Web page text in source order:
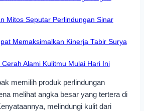
Mitos Seputar Perlindungan Sinar
Memaksimalkan Kinerja Tabir Surya
Cerah Alami Kulitmu Mulai Hari Ini
memilih produk perlindungan
melihat angka besar yang tertera di
melindungi kulit dari